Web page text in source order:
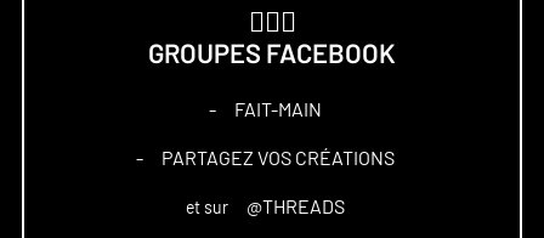
GROUPES FACEBOOK
– FAIT-MAIN
– PARTAGEZ VOS CRÉATIONS
et sur @THREADS